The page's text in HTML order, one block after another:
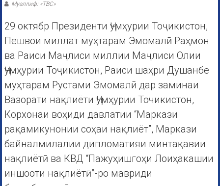
Муаллиф: «ТВС»
29 октябр Президенти Ҷумҳурии Тоҷикистон,
Пешвои миллат муҳтарам Эмомалӣ Раҳмон
ва Раиси Маҷлиси миллии Маҷлиси Олии
Ҷумҳурии Тоҷикистон, Раиси шаҳри Душанбе
муҳтарам Рустами Эмомалӣ дар заминаи
Вазорати нақлиёти Ҷумҳурии Точикистон,
Корхонаи воҳиди давлатии “Маркази
рақамикунонии соҳаи нақлиёт”, Маркази
байналмилалии дипломатияи минтақавии
нақлиётӣ ва КВД “Пажуҳишгоҳи Лоиҳакашии
иншооти нақлиётӣ”-ро мавриди